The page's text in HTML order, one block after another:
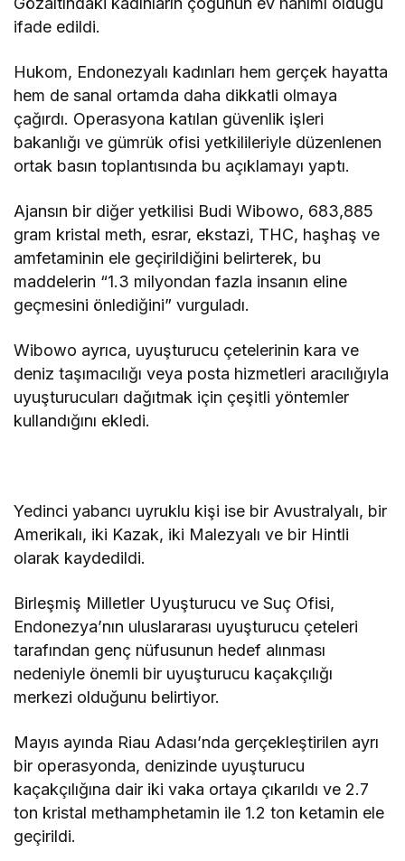
ifade edildi.
Hukom, Endonezyalı kadınları hem gerçek hayatta
hem de sanal ortamda daha dikkatli olmaya
çağırdı. Operasyona katılan güvenlik işleri
bakanlığı ve gümrük ofisi yetkilileriyle düzenlenen
ortak basın toplantısında bu açıklamayı yaptı.
Ajansın bir diğer yetkilisi Budi Wibowo, 683,885
gram kristal meth, esrar, ekstazi, THC, haşhaş ve
amfetaminin ele geçirildiğini belirterek, bu
maddelerin “1.3 milyondan fazla insanın eline
geçmesini önlediğini” vurguladı.
Wibowo ayrıca, uyuşturucu çetelerinin kara ve
deniz taşımacılığı veya posta hizmetleri aracılığıyla
uyuşturucuları dağıtmak için çeşitli yöntemler
kullandığını ekledi.
Yedinci yabancı uyruklu kişi ise bir Avustralyalı, bir
Amerikalı, iki Kazak, iki Malezyalı ve bir Hintli
olarak kaydedildi.
Birleşmiş Milletler Uyuşturucu ve Suç Ofisi,
Endonezya’nın uluslararası uyuşturucu çeteleri
tarafından genç nüfusunun hedef alınması
nedeniyle önemli bir uyuşturucu kaçakçılığı
merkezi olduğunu belirtiyor.
Mayıs ayında Riau Adası’nda gerçekleştirilen ayrı
bir operasyonda, denizinde uyuşturucu
kaçakçılığına dair iki vaka ortaya çıkarıldı ve 2.7
ton kristal methamphetamin ile 1.2 ton ketamin ele
geçirildi.